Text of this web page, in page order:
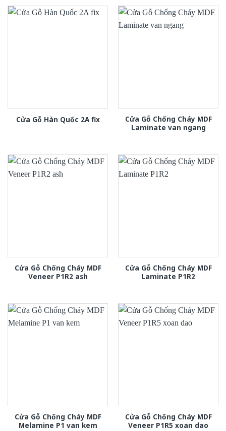
Cửa Gỗ Hàn Quốc 2A fix
Cửa Gỗ Chống Cháy MDF
Laminate van ngang
Cửa Gỗ Chống Cháy MDF
Veneer P1R2 ash
Cửa Gỗ Chống Cháy MDF
Laminate P1R2
Cửa Gỗ Chống Cháy MDF
Melamine P1 van kem
Cửa Gỗ Chống Cháy MDF
Veneer P1R5 xoan dao